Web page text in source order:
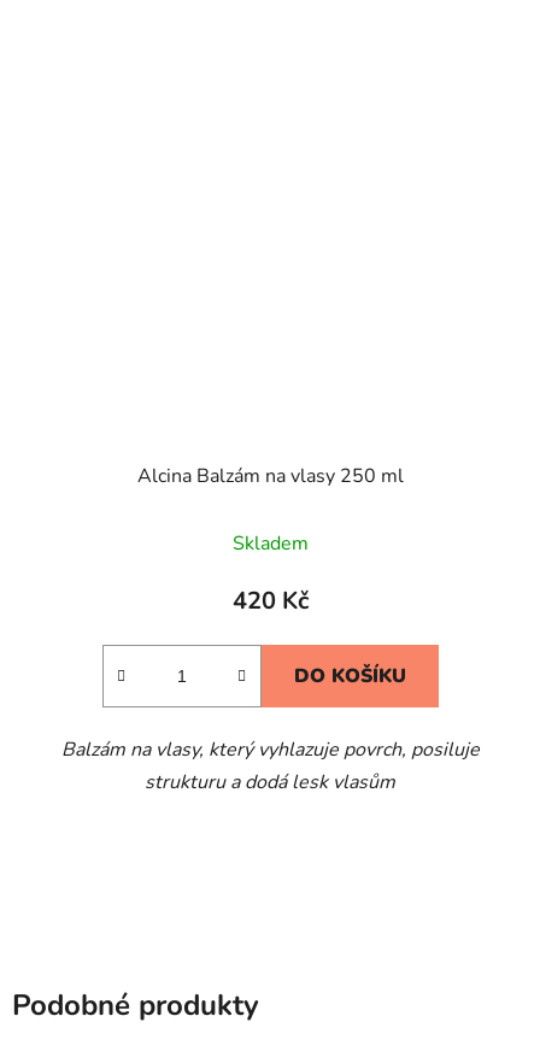
Alcina Balzám na vlasy 250 ml
Skladem
420 Kč
DO KOŠÍKU
Balzám na vlasy, který vyhlazuje povrch, posiluje
strukturu a dodá lesk vlasům
Podobné produkty